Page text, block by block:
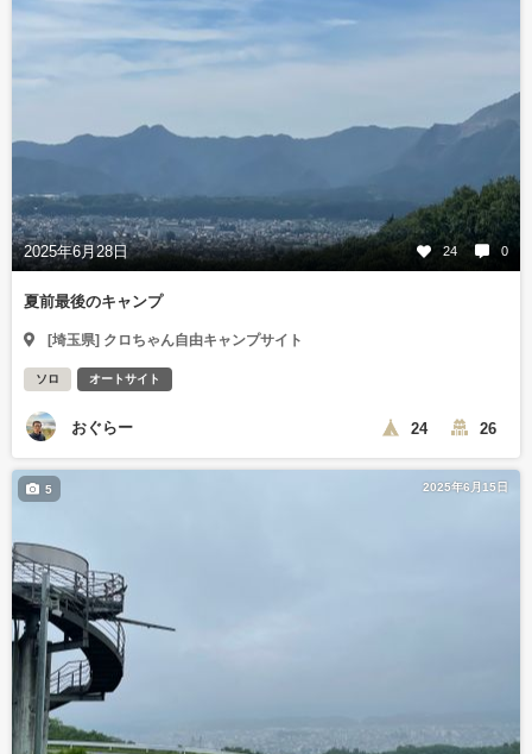
2025年6月28日 24 0
夏前最後のキャンプ
[埼玉県] クロちゃん自由キャンプサイト
ソロ オートサイト
おぐらー 24 26
2025年6月15日
5